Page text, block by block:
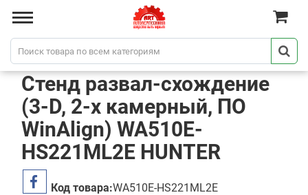
Стенд развал-схождение
(3-D, 2-х камерный, ПО
WinAlign) WA510E-
HS221ML2E HUNTER
Код товара:WA510E-HS221ML2E